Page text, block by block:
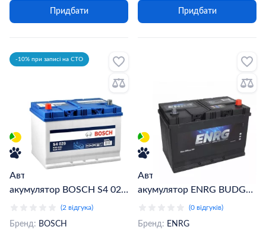
Придбати Придбати
-10% при записі на СТО
Автомобільний
акумулятор BOSCH S4 029
6CT-95Ah Asia Аз
(0092S40290)
(2 відгука)
Бренд: BOSCH
Автомобільний
акумулятор ENRG BUDGET
6СТ-95Ah АзЕ
(ENRG595404083)
(0 відгуків)
Бренд: ENRG